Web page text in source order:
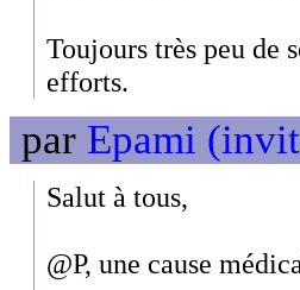
Toujours très peu de
efforts.
par Epami
Salut à tous,
@P, une cause